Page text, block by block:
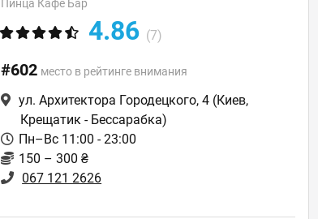
Пинца Кафе Бар
4.86 (7)
#602 место в рейтинге внимания
ул. Архитектора Городецкого, 4 (Киев,
Крещатик - Бессарабка)
Пн–Вс 11:00 - 23:00
150 – 300 ₴
067 121 2626